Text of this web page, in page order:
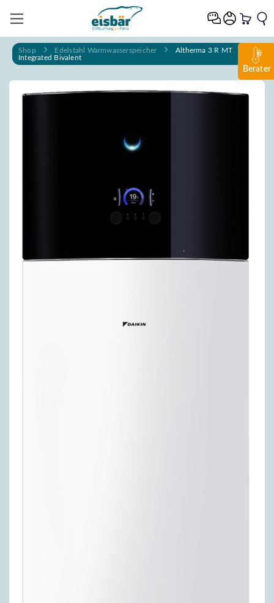
Zum Inhalt springen
Shop Edelstahl Warmwasserspeicher
Altherma 3 R MT
Integrated Bivalent
Berater